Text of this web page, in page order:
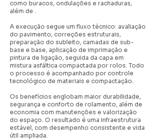
como buracos, ondulações e rachaduras,
além de .
A execução segue um fluxo técnico: avaliação
do pavimento, correções estruturais,
preparação do subleito, camadas de sub-
base e base, aplicação de imprimação e
pintura de ligação, seguida da capa em
mistura asfáltica compactada por rolos. Todo
o processo é acompanhado por controle
tecnológico de materiais e compactação.
Os benefícios englobam maior durabilidade,
segurança e conforto de rolamento, além de
economia com manutenções e valorização
do espaço. O resultado é uma infraestrutura
estável, com desempenho consistente e vida
útil ampliada.